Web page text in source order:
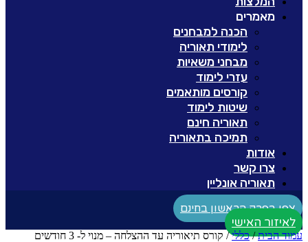
מאמרים
הכנה למבחנים
לימודי תאוריה
מבחני משאיות
עזרי לימוד
קורסים מותאמים
שיטות לימוד
תאוריה חינם
תמיכה בתאוריה
אודות
צרו קשר
תאוריה אונליין
צפו בפרק הראשון בחינם
לאיזור האישי
עמוד הבית/כללי/ קורס תיאוריה עד ההצלחה – מנוי ל- 3 חודשים